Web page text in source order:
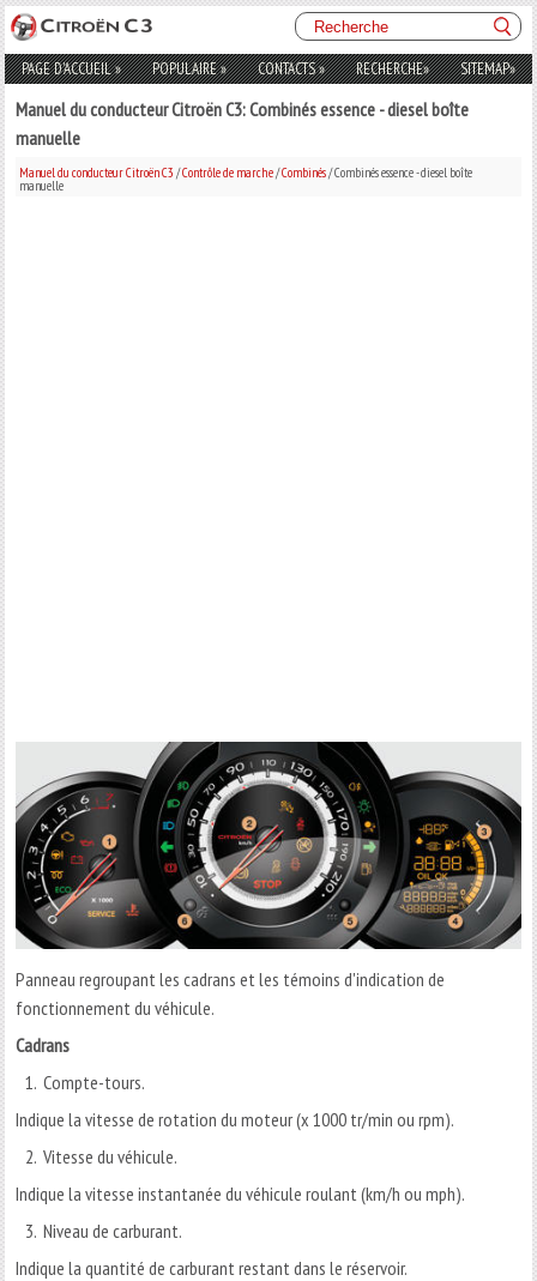
PAGE D'ACCUEIL» POPULAIRE» CONTACTS» RECHERCHE» SITEMAP»
Manuel du conducteur Citroën C3: Combinés essence - diesel boîte
manuelle
Manuel du conducteur Citroën C3 /Contrôle de marche/Combinés/ Combinés essence - diesel boîte
manuelle
Panneau regroupant les cadrans et les témoins d'indication de
fonctionnement du véhicule.
Cadrans
Compte-tours.
Indique la vitesse de rotation du moteur (x 1000 tr/min ou rpm).
Vitesse du véhicule.
Indique la vitesse instantanée du véhicule roulant (km/h ou mph).
Niveau de carburant.
Indique la quantité de carburant restant dans le réservoir.